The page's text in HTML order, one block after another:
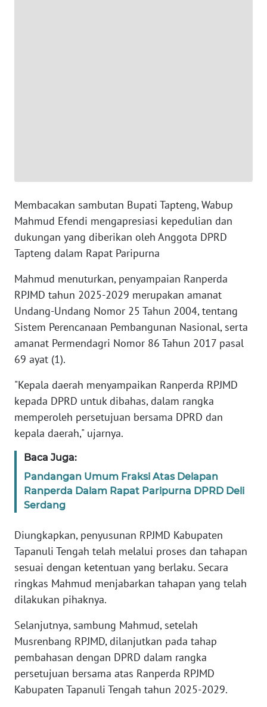
Membacakan sambutan Bupati Tapteng, Wabup
Mahmud Efendi mengapresiasi kepedulian dan
dukungan yang diberikan oleh Anggota DPRD
Tapteng dalam Rapat Paripurna
Mahmud menuturkan, penyampaian Ranperda
RPJMD tahun 2025-2029 merupakan amanat
Undang-Undang Nomor 25 Tahun 2004, tentang
Sistem Perencanaan Pembangunan Nasional, serta
amanat Permendagri Nomor 86 Tahun 2017 pasal
69 ayat (1).
"Kepala daerah menyampaikan Ranperda RPJMD
kepada DPRD untuk dibahas, dalam rangka
memperoleh persetujuan bersama DPRD dan
kepala daerah," ujarnya.
Baca Juga:
Pandangan Umum Fraksi Atas Delapan
Ranperda Dalam Rapat Paripurna DPRD Deli
Serdang
Diungkapkan, penyusunan RPJMD Kabupaten
Tapanuli Tengah telah melalui proses dan tahapan
sesuai dengan ketentuan yang berlaku. Secara
ringkas Mahmud menjabarkan tahapan yang telah
dilakukan pihaknya.
Selanjutnya, sambung Mahmud, setelah
Musrenbang RPJMD, dilanjutkan pada tahap
pembahasan dengan DPRD dalam rangka
persetujuan bersama atas Ranperda RPJMD
Kabupaten Tapanuli Tengah tahun 2025-2029.
WN
PAPUA
BARAT
WN
RIAU
SERAMBI
WN
JAMBI
SULTRA
WN
WN
SULTENG
WN
SULBAR
WN
BABEL
WN
SUMBAR
WN
SUMSEL